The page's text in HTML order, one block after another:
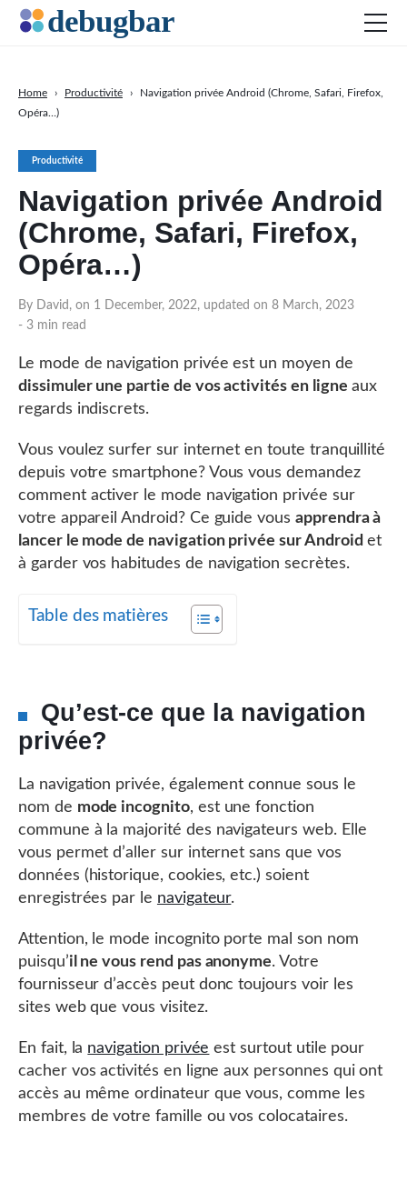
Productivité
Navigation privée Android
(Chrome, Safari, Firefox,
Opéra…)
By David, on 1 December, 2022, updated on 8 March, 2023
- 3 min read
Home › Productivité ›
Navigation privée Android (Chrome, Safari, Firefox,
Opéra…)
Le mode de navigation privée est un moyen de
dissimuler une partie de vos activités en ligne aux
regards indiscrets.
Vous voulez surfer sur internet en toute tranquillité
depuis votre smartphone? Vous vous demandez
comment activer le mode navigation privée sur
votre appareil Android? Ce guide vous apprendra à
lancer le mode de navigation privée sur Android et
à garder vos habitudes de navigation secrètes.
Table des matières
Qu’est-ce que la navigation
privée?
La navigation privée, également connue sous le
nom de mode incognito, est une fonction
commune à la majorité des navigateurs web. Elle
vous permet d’aller sur internet sans que vos
données (historique, cookies, etc.) soient
enregistrées par le navigateur.
Attention, le mode incognito porte mal son nom
puisqu’il ne vous rend pas anonyme. Votre
fournisseur d’accès peut donc toujours voir les
sites web que vous visitez.
En fait, la navigation privée est surtout utile pour
cacher vos activités en ligne aux personnes qui ont
accès au même ordinateur que vous, comme les
membres de votre famille ou vos colocataires.
Productivité
Digital Marketing
SEO
DOWNLOAD DEBUGBAR